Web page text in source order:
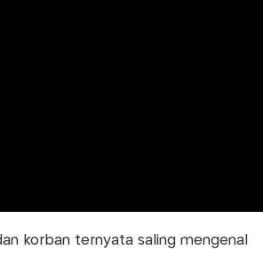
korban ternyata saling mengenal